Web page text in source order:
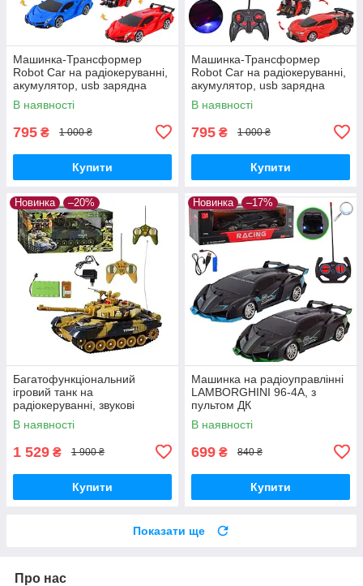
Машинка-Трансформер
Robot Car на радіокеруванні,
акумулятор, usb зарядна
В наявності
795 ₴ 1 000 ₴
Купити
Машинка-Трансформер
Robot Car на радіокеруванні,
акумулятор, usb зарядна
В наявності
795 ₴ 1 000 ₴
Купити
Новинка –20%
Багатофункціональний
ігровий танк на
радіокеруванні, звукові
світлові ефекти, 9995
В наявності
1 529 ₴ 1 900 ₴
Купити
Новинка –17%
Машинка на радіоуправлінні
LAMBORGHINI 96-4A, з
пультом ДК
В наявності
699 ₴ 840 ₴
Купити
Показати ще
Про нас